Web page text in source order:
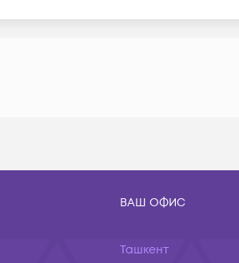
ВАШ ОФИС
Ташкент